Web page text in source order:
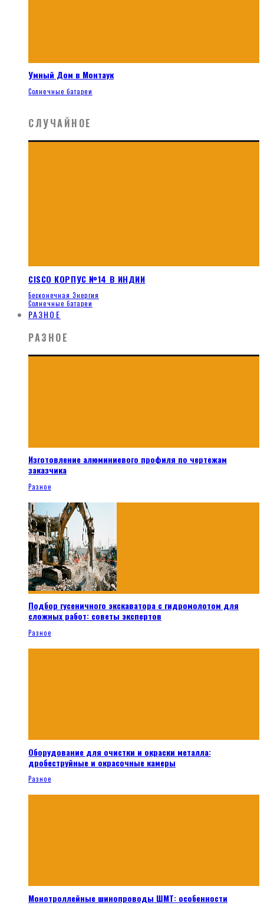
Умный Дом в Монтаук
Солнечные батареи
СЛУЧАЙНОЕ
CISCO КОРПУС №14 В ИНДИИ
Бесконечная Энергия
Солнечные батареи
РАЗНОЕ
РАЗНОЕ
Изготовление алюминиевого профиля по чертежам
заказчика
Разное
Подбор гусеничного экскаватора с гидромолотом для
сложных работ: советы экспертов
Разное
Оборудование для очистки и окраски металла:
дробеструйные и окрасочные камеры
Разное
Монотроллейные шинопроводы ШМТ: особенности